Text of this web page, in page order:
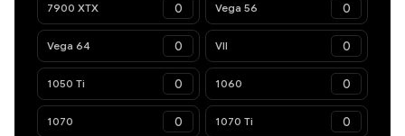
7900 XTX Vega 56
Vega 64 VII
1050 Ti 1060
1070 1070 Ti